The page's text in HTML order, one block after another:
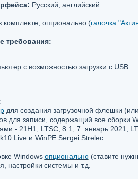
Русский, английский
комплекте, опционально (галочка
требования:
с возможностью загрузки с USB
для создания загрузочной флешки
для записи, содержащий все сборки
- 21H1, LTSC, 8.1, 7: январь 2021;
Live и WinPE Sergei Strelec.
Windows опционально(ставите
настройки системы и т.д.